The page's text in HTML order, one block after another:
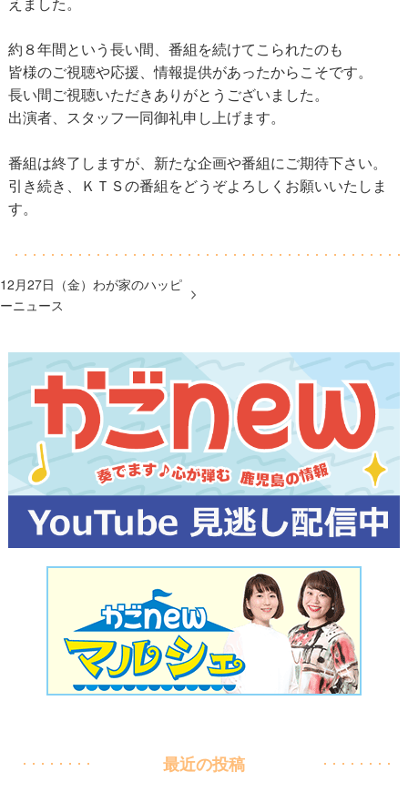
約８年間という長い間、番組を続けてこられたのも
皆様のご視聴や応援、情報提供があったからこそです。
長い間ご視聴いただきありがとうございました。
出演者、スタッフ一同御礼申し上げます。
番組は終了しますが、新たな企画や番組にご期待下さい。
引き続き、ＫＴＳの番組をどうぞよろしくお願いいたしま
す。
12月27日（金）わが家のハッピ
ーニュース
最近の投稿